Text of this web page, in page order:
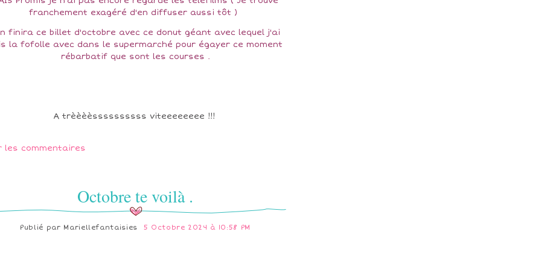
franchement exagéré d'en diffuser aussi tôt )
finira ce billet d'octobre avec ce donut géant avec lequel j'ai
la fofolle avec dans le supermarché pour égayer ce moment
rébarbatif que sont les courses .
A trèèèèssssssssss viteeeeeeee !!!
les commentaires
Octobre te voilà .
Publié par Mariellefantaisies 5 Octobre 2024 à 10:58 PM